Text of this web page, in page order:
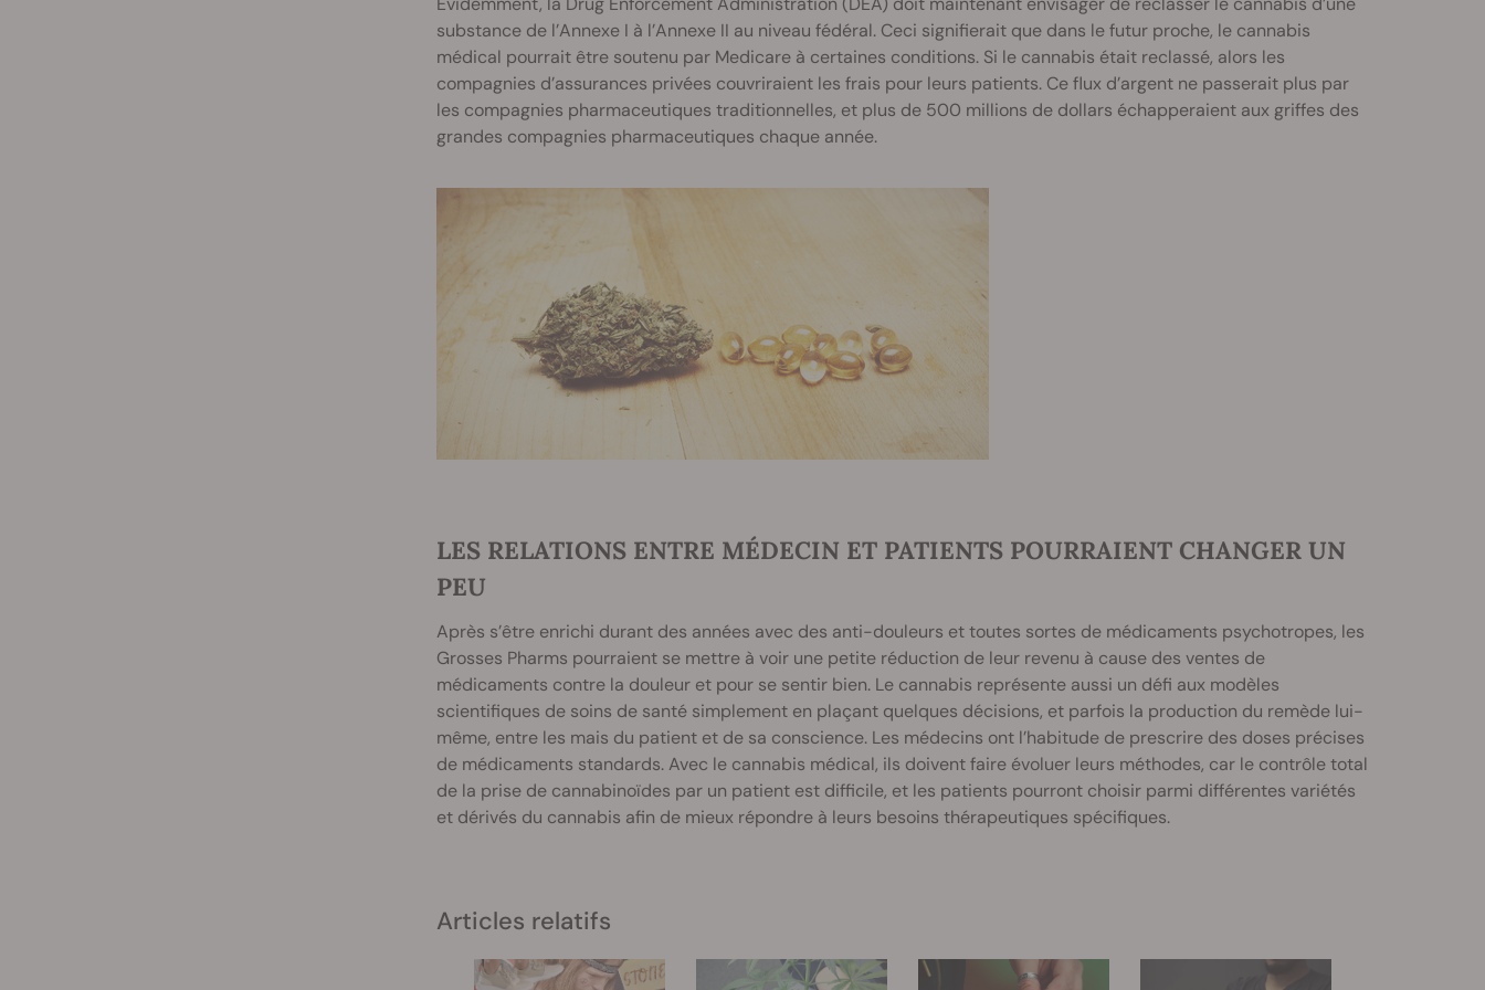
substance de l’Annexe I à l’Annexe II au niveau fédéral. Ceci signifierait que dans le futur proche, le cannabis
médical pourrait être soutenu par Medicare à certaines conditions. Si le cannabis était reclassé, alors les
compagnies d’assurances privées couvriraient les frais pour leurs patients. Ce flux d’argent ne passerait plus par
les compagnies pharmaceutiques traditionnelles, et plus de 500 millions de dollars échapperaient aux griffes des
grandes compagnies pharmaceutiques chaque année.
LES RELATIONS ENTRE MÉDECIN ET PATIENTS POURRAIENT CHANGER UN
PEU
Après s’être enrichi durant des années avec des anti-douleurs et toutes sortes de médicaments psychotropes, les
Grosses Pharms pourraient se mettre à voir une petite réduction de leur revenu à cause des ventes de
médicaments contre la douleur et pour se sentir bien. Le cannabis représente aussi un défi aux modèles
scientifiques de soins de santé simplement en plaçant quelques décisions, et parfois la production du remède lui-
même, entre les mais du patient et de sa conscience. Les médecins ont l’habitude de prescrire des doses précises
de médicaments standards. Avec le cannabis médical, ils doivent faire évoluer leurs méthodes, car le contrôle total
de la prise de cannabinoïdes par un patient est difficile, et les patients pourront choisir parmi différentes variétés
et dérivés du cannabis afin de mieux répondre à leurs besoins thérapeutiques spécifiques.
Articles relatifs